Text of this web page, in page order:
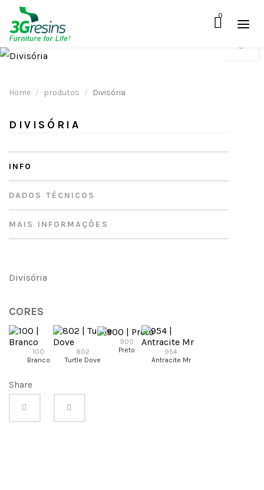
0
Home produtos Divisória
DIVISÓRIA
INFO
DADOS TÉCNICOS
MAIS INFORMAÇÕES
Divisória
CORES
100
Branco
802
Turtle Dove
900
Preto
954
Antracite Mr
Share